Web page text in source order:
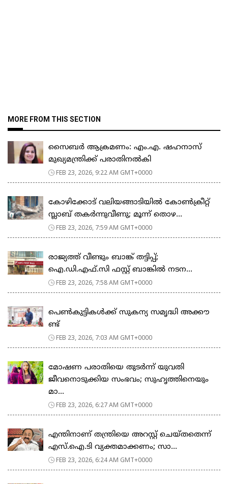
MORE FROM THIS SECTION
സൈബർ ആക്രമണം: എം.എ. ഷഹനാസ്
മുഖ്യമന്ത്രിക്ക് പരാതിനൽകി
FEB 23, 2026, 9:22 AM GMT+0000
കോഴിക്കോട് വലിയങ്ങാടിയിൽ കോൺക്രീറ്റ്
സ്ലാബ് തകർന്നുവീണു; മൂന്ന് തൊഴ...
FEB 23, 2026, 7:59 AM GMT+0000
രാജ്യത്ത് വീണ്ടും ബാങ്ക് തട്ടിപ്പ്;
ഐ.ഡി.എഫ്.സി ഫസ്റ്റ് ബാങ്കിൽ നടന...
FEB 23, 2026, 7:58 AM GMT+0000
പെ​ൺ​കു​ട്ടി​ക​ൾ​ക്ക് സു​ക​ന്യ സ​മൃ​ദ്ധി അ​ക്കൗ​
ണ്ട്
FEB 23, 2026, 7:03 AM GMT+0000
മോഷണ പരാതിയെ തുടര്‍ന്ന് യുവതി
ജീവനൊടുക്കിയ സംഭവം; സുഹൃത്തിനെയും
മാ...
FEB 23, 2026, 6:27 AM GMT+0000
എന്തിനാണ് തന്ത്രിയെ അറസ്റ്റ് ചെയ്തതെന്ന്
എസ്.ഐ.ടി വ്യക്തമാക്കണം; സാ...
FEB 23, 2026, 6:24 AM GMT+0000